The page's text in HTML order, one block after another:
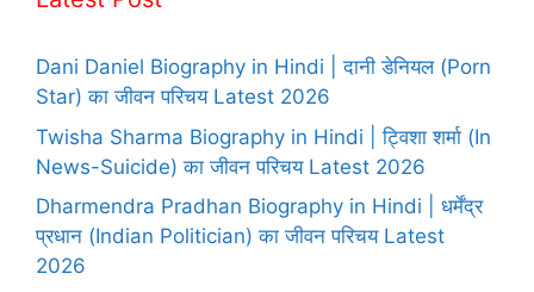
Dani Daniel Biography in Hindi | दानी डेनियल (Porn
Star) का जीवन परिचय Latest 2026
Twisha Sharma Biography in Hindi | ट्विशा शर्मा (In
News-Suicide) का जीवन परिचय Latest 2026
Dharmendra Pradhan Biography in Hindi | धर्मेंद्र
प्रधान (Indian Politician) का जीवन परिचय Latest
2026